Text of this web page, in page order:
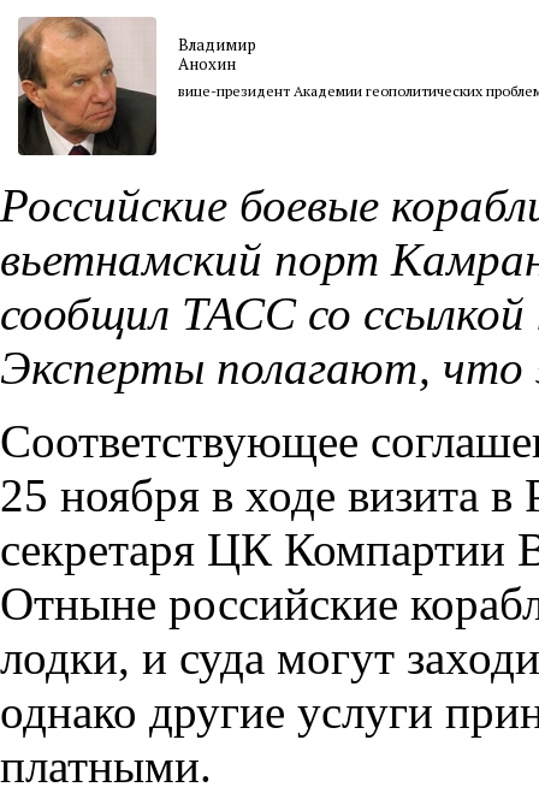
Владимир
Анохин
вице-президент Академии геополитических
Российские боевые
вьетнамский порт
сообщил ТАСС со
Эксперты полагают, что
Соответствующее
25 ноября в ходе визита в
секретаря ЦК Компартии
Отныне российские
лодки, и суда могут
однако другие услуги
платными.